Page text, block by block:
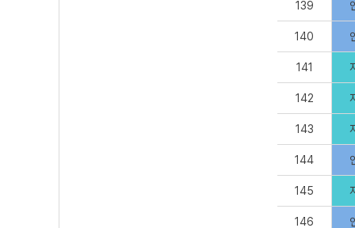
139
140
141
142
143
144
145
146